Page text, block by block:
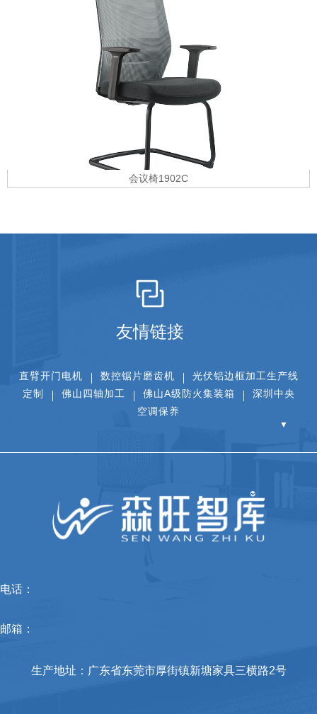
友情链接
直臂开门电机 数控锯片磨齿机
光伏铝边框加工生产线
定制
佛山四轴加工 佛山A级防火集装箱
深圳中央
空调保养
▼
电话：
邮箱：
生产地址：广东省东莞市厚街镇新塘家具三横路2号